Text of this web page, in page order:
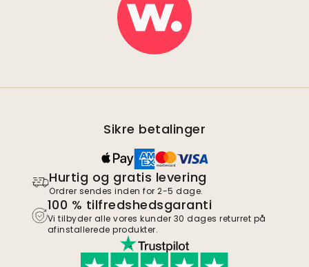
Sikre betalinger
Hurtig og gratis levering
Ordrer sendes inden for 2-5 dage.
100 % tilfredshedsgaranti
Vi tilbyder alle vores kunder 30 dages returret på
afinstallerede produkter.